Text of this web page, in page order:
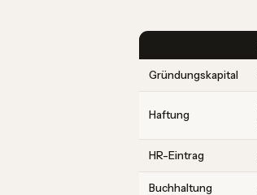
Gründungskapital
Haftung
HR-Eintrag
Buchhaltung